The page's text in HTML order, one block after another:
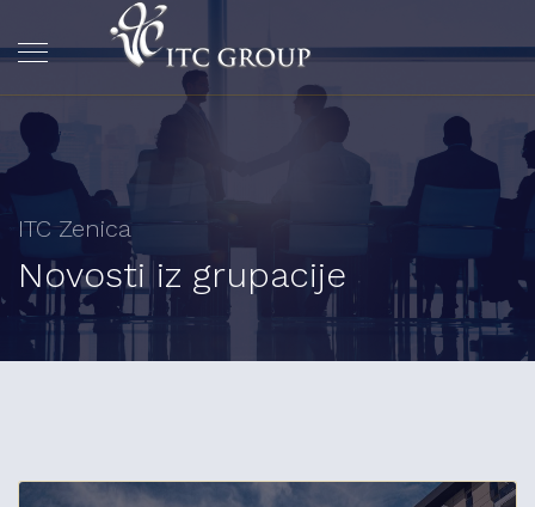
ITC Zenica
Novosti iz grupacije